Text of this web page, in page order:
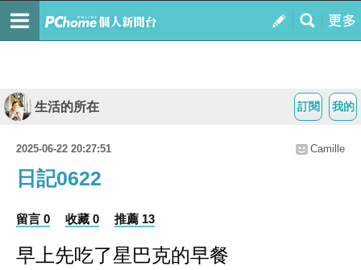
我的
訂閱
生活的所在
2025-06-22 20:27:51 Camille
日記0622
留言 0 收藏 0 推薦 13
早上先吃了星巴克的早餐